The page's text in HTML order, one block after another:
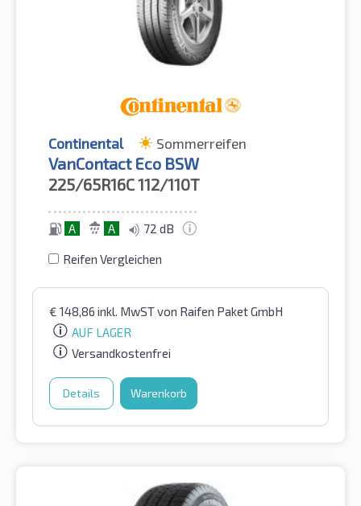
Continental Sommerreifen
VanContact Eco BSW
225/65R16C112/110T
A A 72 dB
Reifen Vergleichen
€ 148,86 inkl. MwSTvon Raifen Paket GmbH
AUF LAGER
Versandkostenfrei
Details Warenkorb